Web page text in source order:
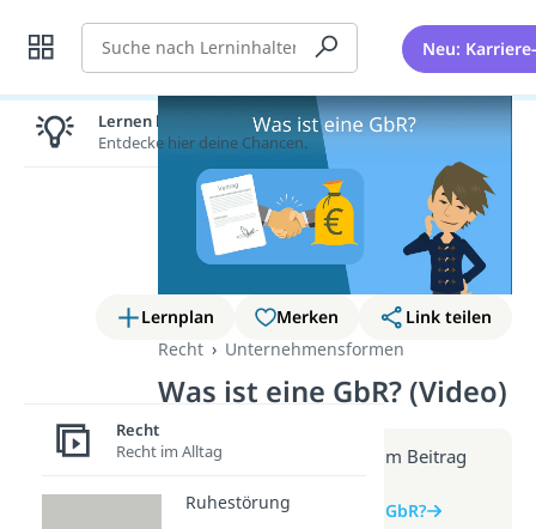
Suche Neu:
Lernplan Merken
Link teilen
Recht
Unternehmensformen
Was ist eine GbR? (Video)
Weitere Infos erhältst du im Beitrag
zum Beitrag: Was ist eine GbR?
Lernen lohnt sich!
Entdecke hier deine Chancen.
Recht
Recht im Alltag
Ruhestörung